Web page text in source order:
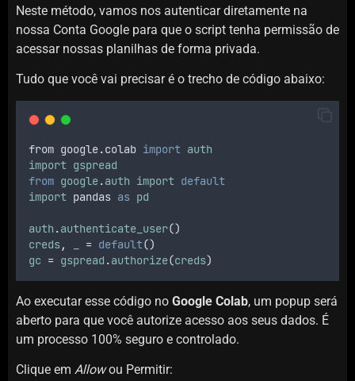
Neste método, vamos nos autenticar diretamente na
nossa Conta Google para que o script tenha permissão de
acessar nossas planilhas de forma privada.
Tudo que você vai precisar é o trecho de código abaixo:
from google.colab import auth
import gspread
from google.auth import default
import pandas as pd
auth .authenticate_user()
creds, = default()
gc = gspread .authorize(creds)
Ao executar esse código no Google Colab, um popup será
aberto para que você autorize acesso aos seus dados. É
um processo 100% seguro e controlado.
Clique em Allowou Permitir: